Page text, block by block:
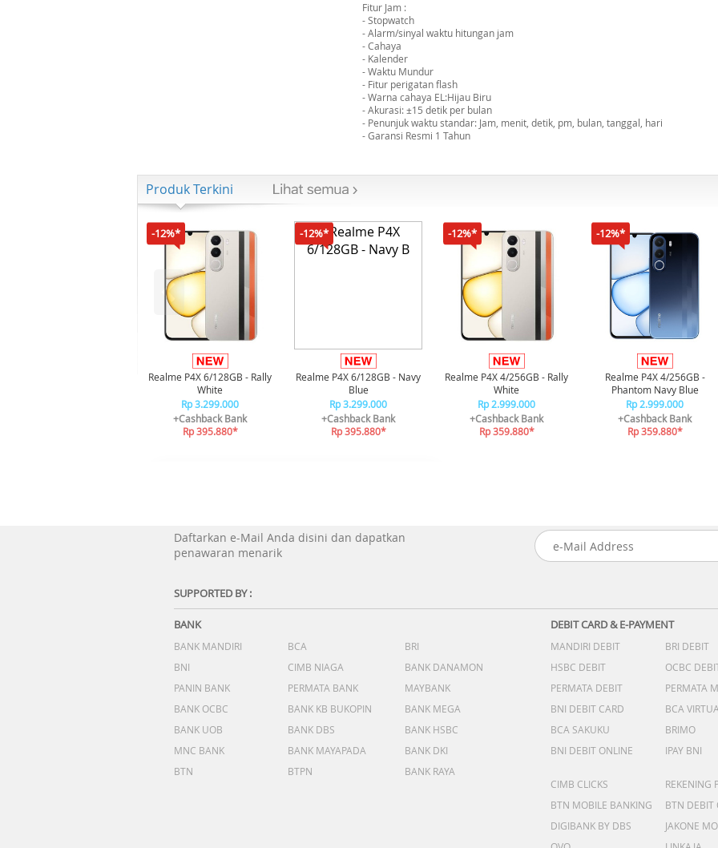
Fitur Jam :
- Stopwatch
- Alarm/sinyal waktu hitungan jam
- Cahaya
- Kalender
- Waktu Mundur
- Fitur perigatan flash
- Warna cahaya EL:Hijau Biru
- Akurasi: ±15 detik per bulan
- Penunjuk waktu standar: Jam, menit, detik, pm, bulan, tanggal, hari
- Garansi Resmi 1 Tahun
Produk Terkini
-12%*
Realme P4X 6/128GB - Rally
White
Rp 3.299.000
+Cashback Bank
Rp 395.880*
-12%*
Realme P4X 6/128GB - Navy
Blue
Rp 3.299.000
+Cashback Bank
Rp 395.880*
-12%*
Realme P4X 4/256GB - Rally
White
Rp 2.999.000
+Cashback Bank
Rp 359.880*
-12%*
Realme P4X 4/256GB -
Phantom Navy Blue
Rp 2.999.000
+Cashback Bank
Rp 359.880*
Daftarkan e-Mail Anda disini dan dapatkan
penawaran menarik
SUPPORTED BY :
BANK
BANK MANDIRI BCA
BRI
BNI
CIMB NIAGA
BANK DANAMON
PANIN BANK
PERMATA BANK
MAYBANK
BANK OCBC
BANK KB BUKOPIN
BANK MEGA
BANK UOB
BANK DBS
BANK HSBC
MNC BANK
BANK MAYAPADA
BANK DKI
BTN
BTPN BANK RAYA
DEBIT CARD & E-PAYMENT
MANDIRI DEBIT BRI DEBIT
HSBC DEBIT
OCBC
PERMATA DEBIT
PERMATA
BNI DEBIT CARD
BCA
BCA SAKUKU
BRIMO
BNI DEBIT ONLINE
IPAY BNI
CIMB CLICKS
REKENING
BTN MOBILE BANKING
BTN DEBIT
DIGIBANK BY DBS
JAKONE